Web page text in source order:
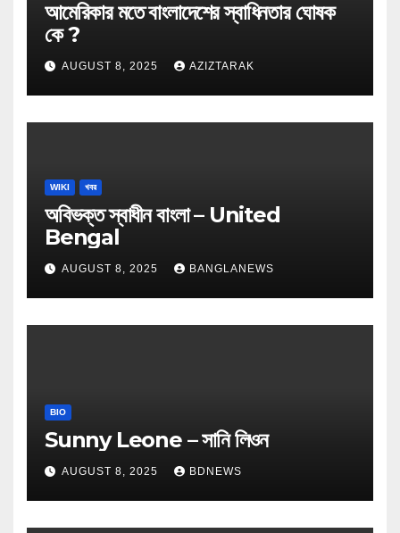
আমেরিকার মতে বাংলাদেশের স্বাধিনতার ঘোষক
কে ?
AUGUST 8, 2025 AZIZTARAK
WIKI খবর
অবিভক্ত স্বাধীন বাংলা – United
Bengal
AUGUST 8, 2025 BANGLANEWS
BIO
Sunny Leone – সানি লিওন
AUGUST 8, 2025 BDNEWS